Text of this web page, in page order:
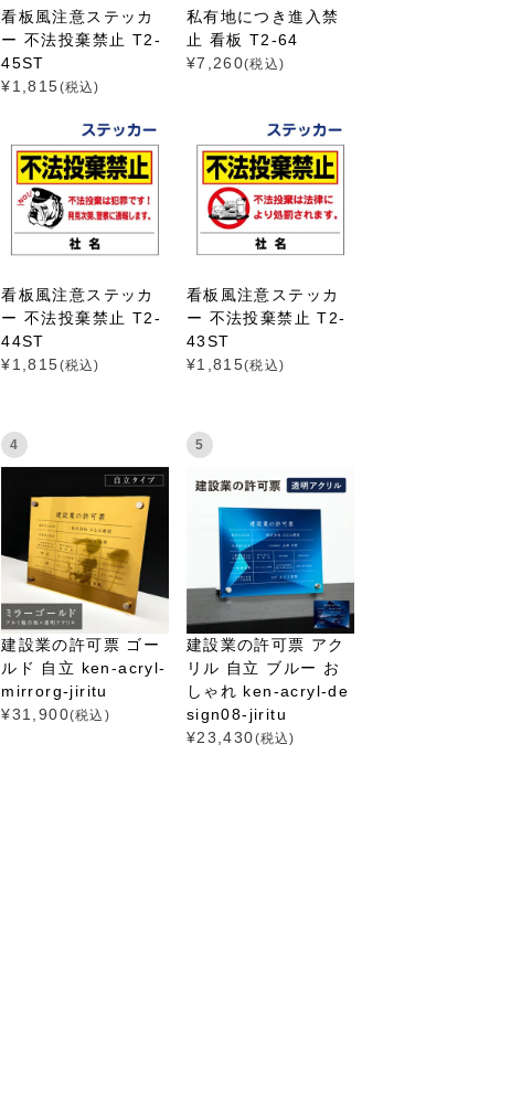
看板風注意ステッカ
ー 不法投棄禁止 T2-
45ST
¥1,815(税込)
私有地につき進入禁
止 看板 T2-64
¥7,260(税込)
看板風注意ステッカ
ー 不法投棄禁止 T2-
44ST
¥1,815(税込)
看板風注意ステッカ
ー 不法投棄禁止 T2-
43ST
¥1,815(税込)
4
建設業の許可票 ゴー
ルド 自立 ken-acryl-
mirrorg-jiritu
¥31,900(税込)
5
建設業の許可票 アク
リル 自立 ブルー お
しゃれ ken-acryl-de
sign08-jiritu
¥23,430(税込)